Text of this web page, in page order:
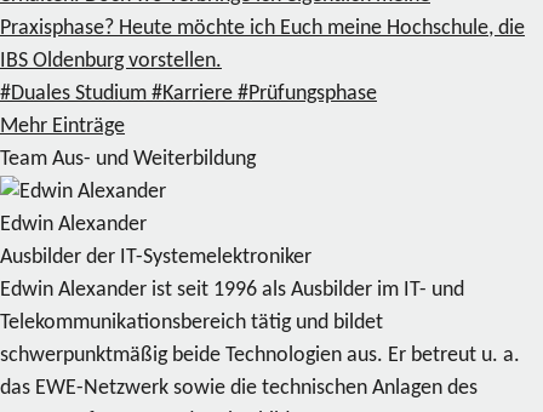
Praxisphase? Heute möchte ich Euch meine Hochschule, die
IBS Oldenburg vorstellen.
#Duales Studium #Karriere #Prüfungsphase
Mehr Einträge
Team Aus- und Weiterbildung
Edwin Alexander
Ausbilder der IT-Systemelektroniker
Edwin Alexander ist seit 1996 als Ausbilder im IT- und
Telekommunikationsbereich tätig und bildet
schwerpunktmäßig beide Technologien aus. Er betreut u. a.
das EWE-Netzwerk sowie die technischen Anlagen des